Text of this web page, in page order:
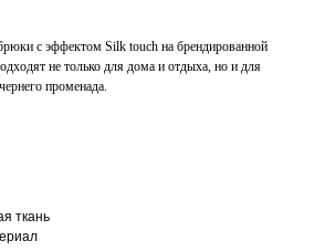
с эффектом Silk touch на брендированной
не только для дома и отдыха, но и для
променада.
ткань